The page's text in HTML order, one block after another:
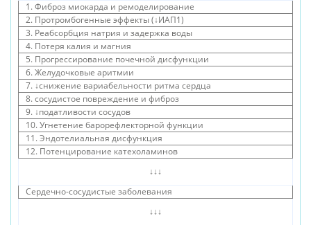
1. Фиброз миокарда и ремоделирование
2. Протромбогенные эффекты (↓ИАП1)
3. Реабсорбция натрия и задержка воды
4. Потеря калия и магния
5. Прогрессирование почечной дисфункции
6. Желудочковые аритмии
7. ↓снижение вариабельности ритма сердца
8. сосудистое повреждение и фиброз
9. ↓податливости сосудов
10. Угнетение барорефлекторной функции
11. Эндотелиальная дисфункция
12. Потенцирование катехоламинов
↓↓↓
Сердечно-сосудистые заболевания
↓↓↓